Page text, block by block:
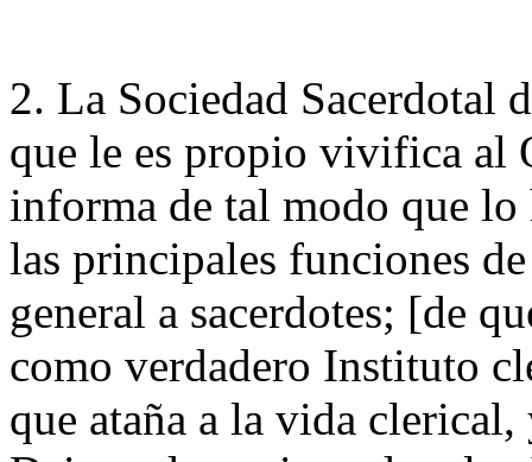
2. La Sociedad Sacerdotal
que le es propio vivifica al
informa de tal modo que lo
las principales funciones
general a sacerdotes; [de
como verdadero Instituto
que ataña a la vida